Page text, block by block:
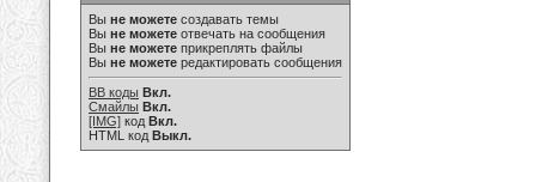
Вы не можете создавать темы
Вы не можете отвечать на сообщения
Вы не можете прикреплять файлы
Вы не можете редактировать сообщения
BB коды Вкл.
Смайлы Вкл.
[IMG] код Вкл.
HTML код Выкл.